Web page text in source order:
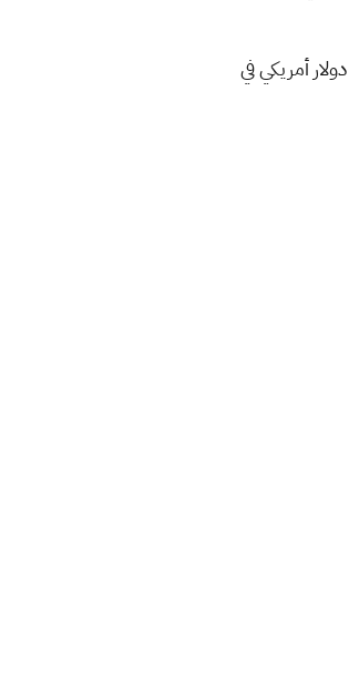
إذا كنت في منطقة تتوفر فيها خدمة Xbox All Access، فبإمكانك أيضًا الحصول على إكس بوكس سيريس إكس مقابل 34.99 دولار أمريكي في